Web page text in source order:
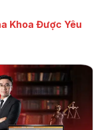
Khoa Được Yêu